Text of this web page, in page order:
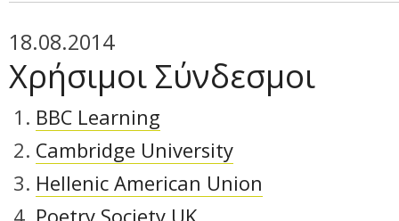
18.08.2014
Χρήσιμοι Σύνδεσμοι
BBC Learning
Cambridge University
Hellenic American Union